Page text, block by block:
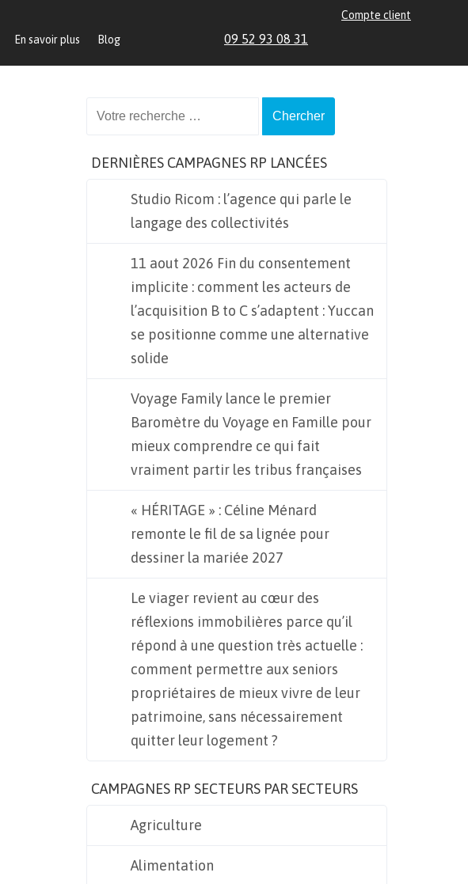
En savoir plus Blog
Compte client
09 52 93 08 31
DERNIÈRES CAMPAGNES RP LANCÉES
Studio Ricom : l’agence qui parle le
langage des collectivités
11 aout 2026 Fin du consentement
implicite : comment les acteurs de
l’acquisition B to C s’adaptent : Yuccan
se positionne comme une alternative
solide
Voyage Family lance le premier
Baromètre du Voyage en Famille pour
mieux comprendre ce qui fait
vraiment partir les tribus françaises
« HÉRITAGE » : Céline Ménard
remonte le fil de sa lignée pour
dessiner la mariée 2027
Le viager revient au cœur des
réflexions immobilières parce qu’il
répond à une question très actuelle :
comment permettre aux seniors
propriétaires de mieux vivre de leur
patrimoine, sans nécessairement
quitter leur logement ?
CAMPAGNES RP SECTEURS PAR SECTEURS
Agriculture
Alimentation